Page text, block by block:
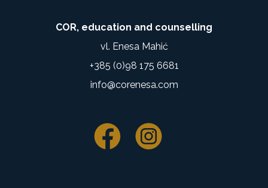
COR, education and counselling
vl. Enesa Mahić
+385 (0)98 175 6681
info@corenesa.com